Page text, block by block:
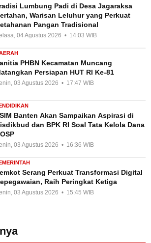
Lumbung Padi di Desa Jagaraksa
Warisan Leluhur yang Perkuat
Pangan Tradisional
04 Agustus 2026 • 14:03 WIB
PHBN Kecamatan Muncang
Persiapan HUT RI Ke-81
03 Agustus 2026 • 17:47 WIB
Banten Akan Sampaikan Aspirasi di
dan BPK RI Soal Tata Kelola Dana
03 Agustus 2026 • 16:36 WIB
Serang Perkuat Transformasi Digital
Raih Peringkat Ketiga
03 Agustus 2026 • 15:45 WIB